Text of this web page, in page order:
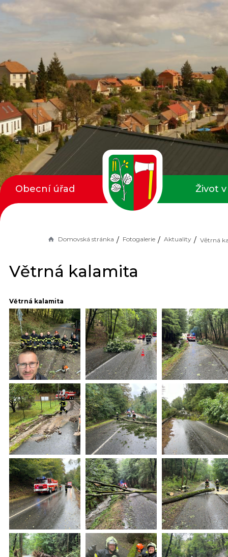
Domovská stránka Fotogalerie Aktuality Větrná
Větrná kalamita
Větrná kalamita
Obecní úřad Život